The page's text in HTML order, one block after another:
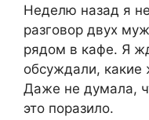
Неделю назад я
разговор двух
рядом в кафе. Я
обсуждали,
Даже не думала,
это поразило.